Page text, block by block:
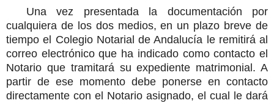
Una vez presentada la documentación por
cualquiera de los dos medios, en un plazo breve de
tiempo el Colegio Notarial de Andalucía le remitirá al
correo electrónico que ha indicado como contacto el
Notario que tramitará su expediente matrimonial. A
partir de ese momento debe ponerse en contacto
directamente con el Notario asignado, el cual le dará